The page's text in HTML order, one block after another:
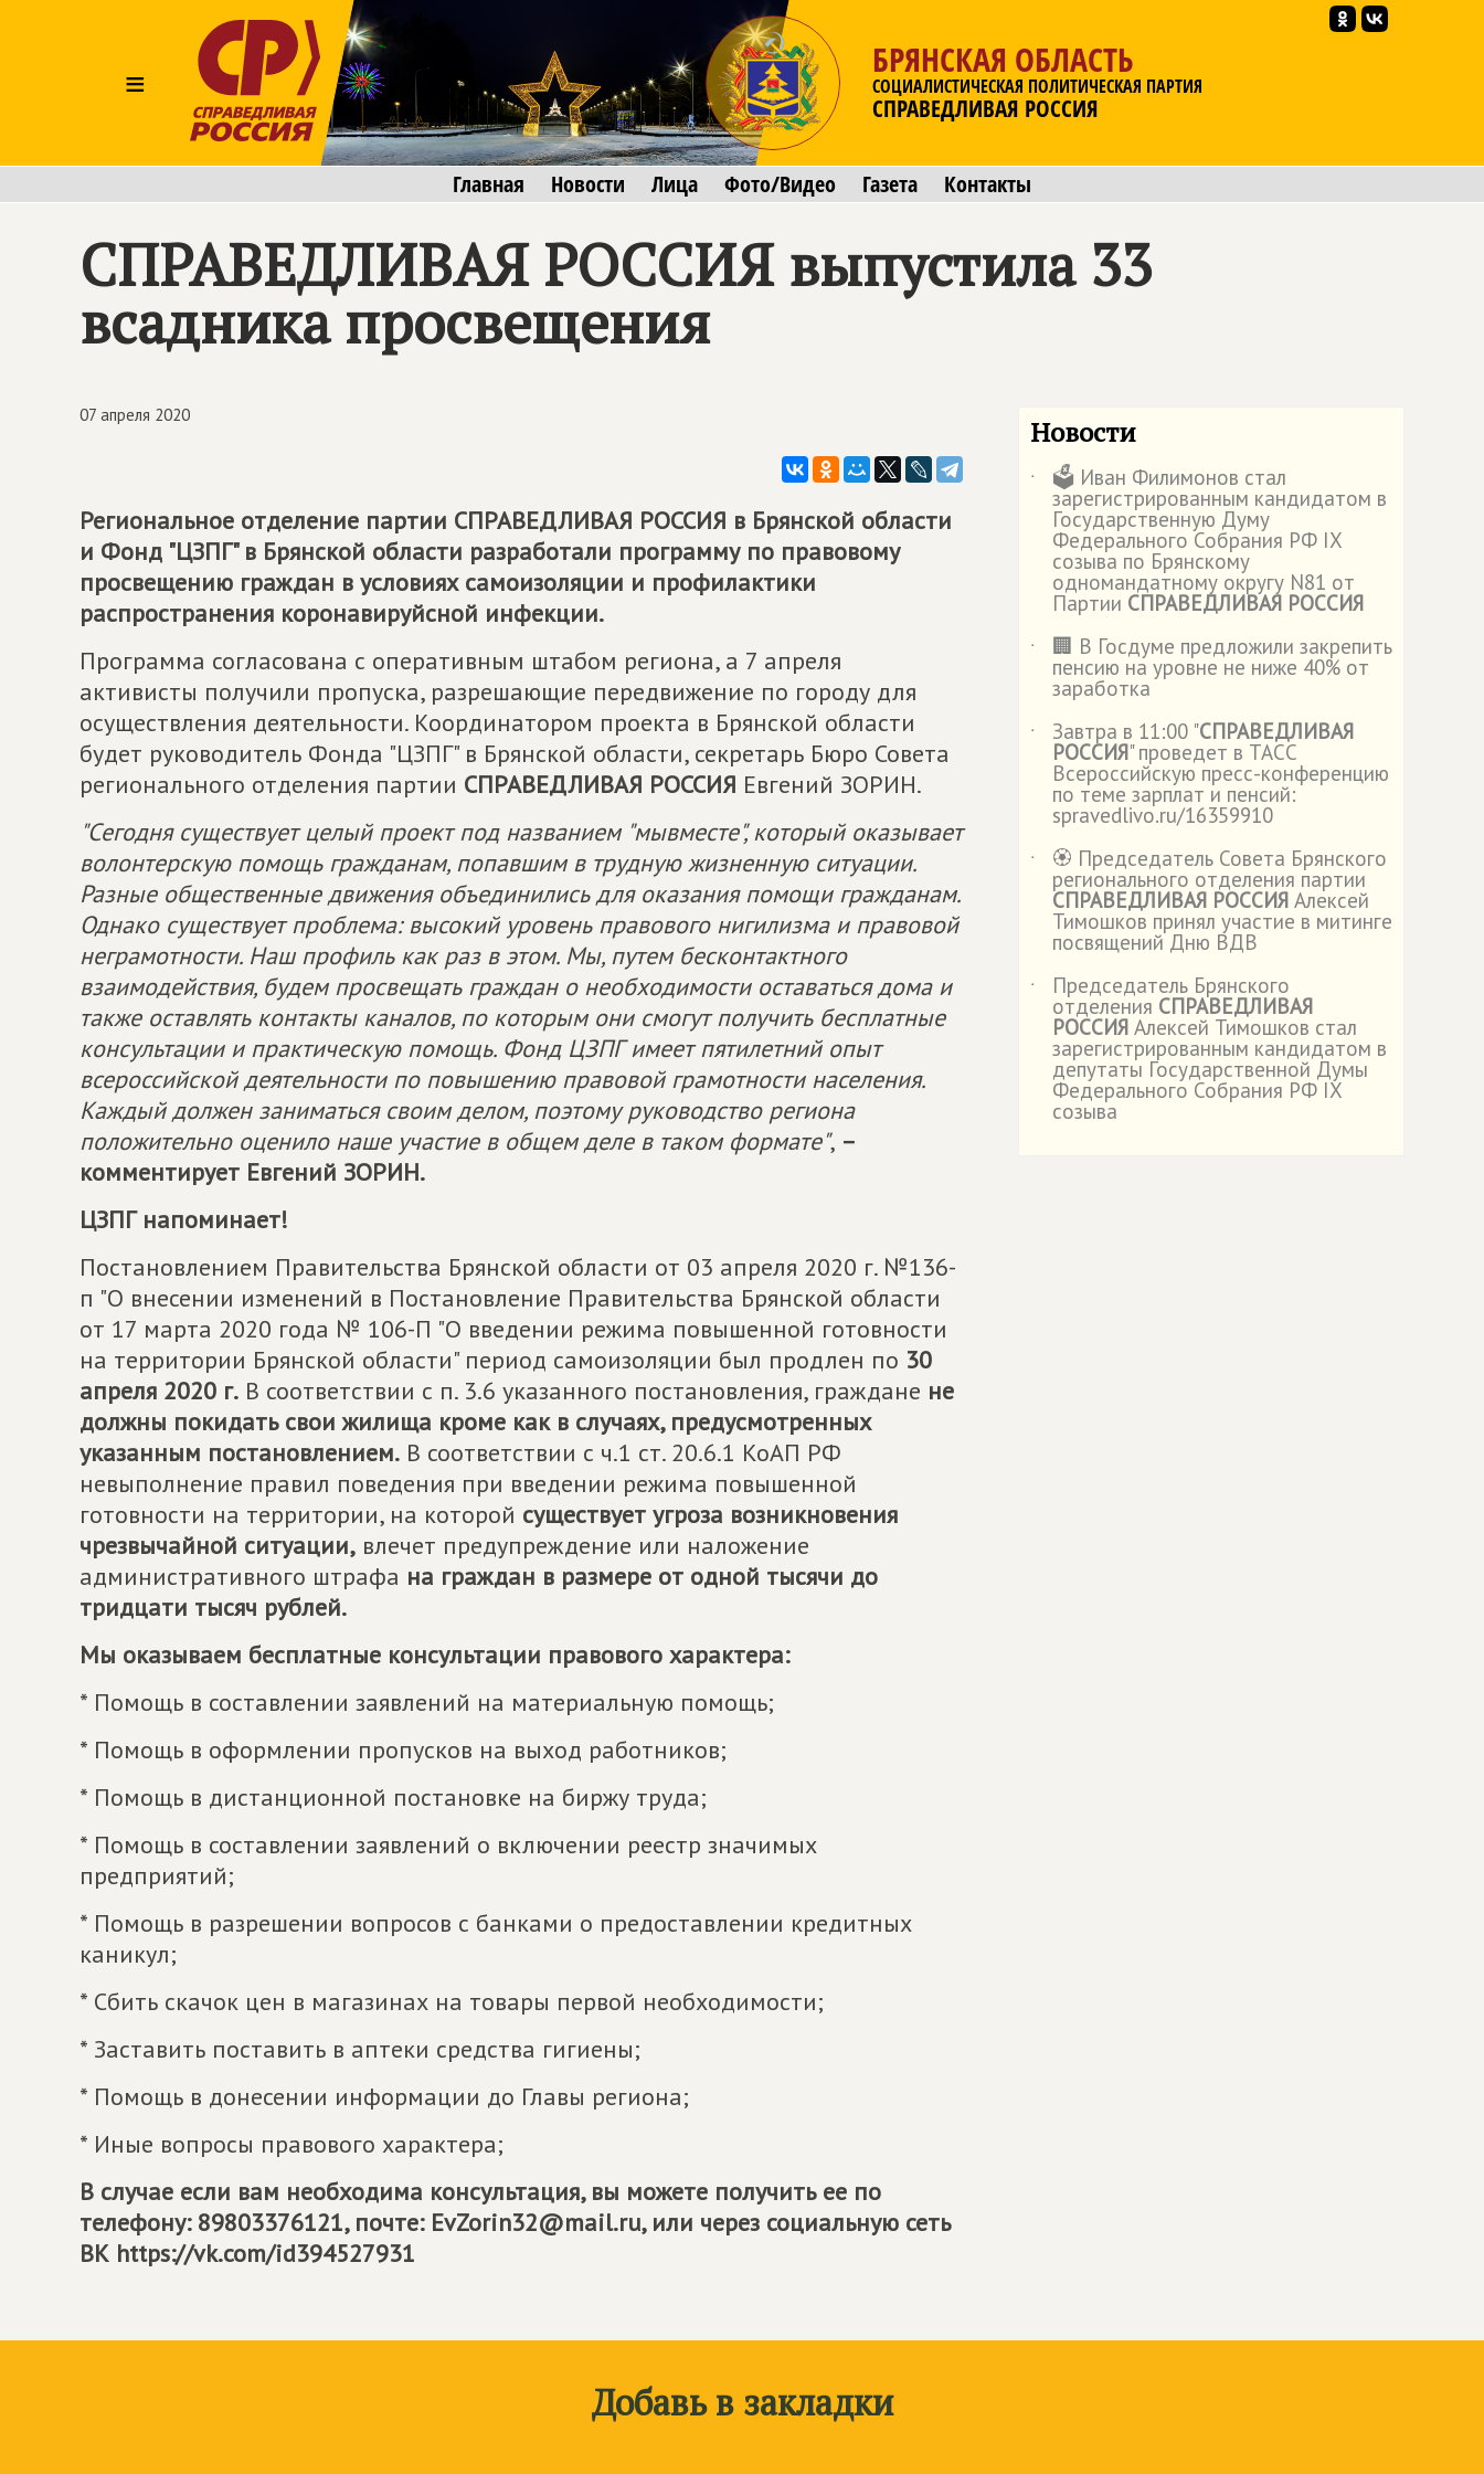
≡
БРЯНСКАЯ ОБЛАСТЬ
СОЦИАЛИСТИЧЕСКАЯ ПОЛИТИЧЕСКАЯ ПАРТИЯ
СПРАВЕДЛИВАЯ РОССИЯ
Главная Новости Лица Фото/Видео Газета Контакты
СПРАВЕДЛИВАЯ РОССИЯвыпустила 33
всадника просвещения
07 апреля 2020
Региональное отделение партии СПРАВЕДЛИВАЯ РОССИЯ в Брянской области
и Фонд "ЦЗПГ" в Брянской области разработали программу по правовому
просвещению граждан в условиях самоизоляции и профилактики
распространения коронавируйсной инфекции.
Программа согласована с оперативным штабом региона, а 7 апреля
активисты получили пропуска, разрешающие передвижение по городу для
осуществления деятельности. Координатором проекта в Брянской области
будет руководитель Фонда "ЦЗПГ" в Брянской области, секретарь Бюро Совета
регионального отделения партии СПРАВЕДЛИВАЯ РОССИЯ Евгений ЗОРИН.
"Сегодня существует целый проект под названием "мывместе", который оказывает
волонтерскую помощь гражданам, попавшим в трудную жизненную ситуации.
Разные общественные движения объединились для оказания помощи гражданам.
Однако существует проблема: высокий уровень правового нигилизма и правовой
неграмотности. Наш профиль как раз в этом. Мы, путем бесконтактного
взаимодействия, будем просвещать граждан о необходимости оставаться дома и
также оставлять контакты каналов, по которым они смогут получить бесплатные
консультации и практическую помощь. Фонд ЦЗПГ имеет пятилетний опыт
всероссийской деятельности по повышению правовой грамотности населения.
Каждый должен заниматься своим делом, поэтому руководство региона
положительно оценило наше участие в общем деле в таком формате", –
комментирует Евгений ЗОРИН.
ЦЗПГ напоминает!
Постановлением Правительства Брянской области от 03 апреля 2020 г. №136-
п "О внесении изменений в Постановление Правительства Брянской области
от 17 марта 2020 года № 106-П "О введении режима повышенной готовности
на территории Брянской области" период самоизоляции был продлен по 30
апреля 2020 г. В соответствии с п. 3.6 указанного постановления, граждане не
должны покидать свои жилища кроме как в случаях, предусмотренных
указанным постановлением. В соответствии с ч.1 ст. 20.6.1 КоАП РФ
невыполнение правил поведения при введении режима повышенной
готовности на территории, на которой существует угроза возникновения
чрезвычайной ситуации, влечет предупреждение или наложение
административного штрафа на граждан в размере от одной тысячи до
тридцати тысяч рублей.
Мы оказываем бесплатные консультации правового характера:
* Помощь в составлении заявлений на материальную помощь;
* Помощь в оформлении пропусков на выход работников;
* Помощь в дистанционной постановке на биржу труда;
* Помощь в составлении заявлений о включении реестр значимых
предприятий;
* Помощь в разрешении вопросов с банками о предоставлении кредитных
каникул;
* Сбить скачок цен в магазинах на товары первой необходимости;
* Заставить поставить в аптеки средства гигиены;
* Помощь в донесении информации до Главы региона;
* Иные вопросы правового характера;
В случае если вам необходима консультация, вы можете получить ее по
телефону: 89803376121, почте: EvZorin32@mail.ru, или через социальную сеть
ВК https://vk.com/id394527931
Новости
˙ 🗳️ Иван Филимонов стал
зарегистрированным кандидатом в
Государственную Думу
Федерального Собрания РФ IX
созыва по Брянскому
одномандатному округу N81 от
Партии СПРАВЕДЛИВАЯ РОССИЯ
˙
🏢 В Госдуме предложили закрепить
пенсию на уровне не ниже 40% от
заработка
˙
Завтра в 11:00 "СПРАВЕДЛИВАЯ
РОССИЯ" проведет в ТАСС
Всероссийскую пресс-конференцию
по теме зарплат и пенсий:
spravedlivo.ru/16359910
˙
🏵️ Председатель Совета Брянского
регионального отделения партии
СПРАВЕДЛИВАЯ РОССИЯ Алексей
Тимошков принял участие в митинге
посвящений Дню ВДВ
˙
Председатель Брянского
отделения СПРАВЕДЛИВАЯ
РОССИЯ Алексей Тимошков стал
зарегистрированным кандидатом в
депутаты Государственной Думы
Федерального Собрания РФ IX
созыва
Добавь в закладки